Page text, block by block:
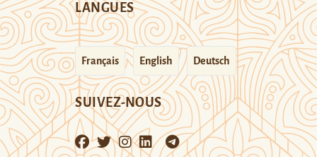
LANGUES
Français English Deutsch
SUIVEZ-NOUS